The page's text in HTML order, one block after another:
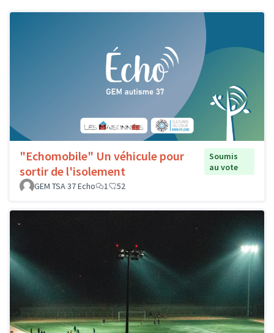
"Echomobile" Un véhicule pour
sortir de l'isolement
Soumis
au vote
GEM TSA 37 Echo
1 52